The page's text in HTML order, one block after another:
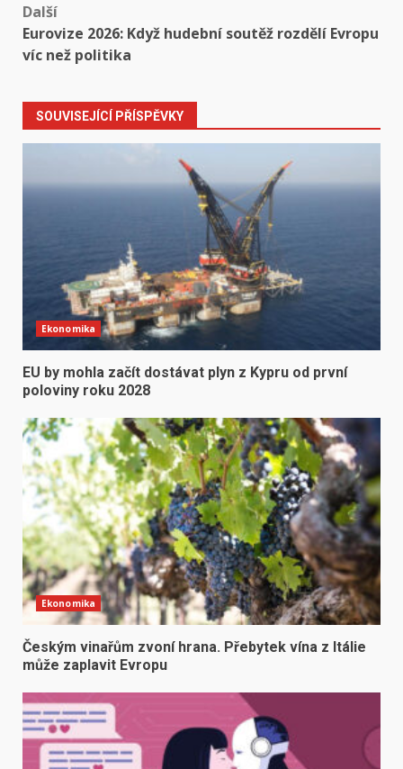
Další
Eurovize 2026: Když hudební soutěž rozdělí Evropu
víc než politika
SOUVISEJÍCÍ PŘÍSPĚVKY
Ekonomika
EU by mohla začít dostávat plyn z Kypru od první
poloviny roku 2028
Ekonomika
Českým vinařům zvoní hrana. Přebytek vína z Itálie
může zaplavit Evropu